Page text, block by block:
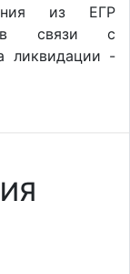
из ЕГР
в связи с
ликвидации -